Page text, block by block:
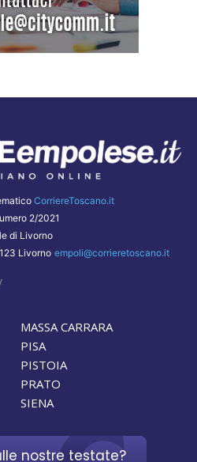
CorriereToscano.it
2/2021
di Livorno
Livorno empoli@corrieretoscano.it
MASSA CARRARA
PISA
PISTOIA
PRATO
SIENA
nostre testate?